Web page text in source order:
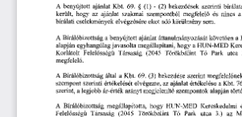
A benyújtott ajánlat Kbt. 69. § (1) (2) bekezdések szerinti
került, hogy az ajánlat szakmai szempontból megfelelő és nincs a
bírálati cselekmények elvégzésére okot adó körülmény sem.
A Bírálóbizottság a benyújtott ajánlat áttanulmányozását követően a
alapján egyhangúlag javasolta megállapítani, hogy a HUN-MED
Korlátolt Felelősségű Társaság (2045 Törökbálint Tó Park utca
megfelelő.
A Bírálóbizottság által a Kbt. 69. (3) bekezdése szerint megfelelőnek
szempont szerinti értékelését elvégezte, az ajánlat értékelése a Kbt. 76.
szerint, a legjobb ár-érték arányt megjelenítő szempontok alapján
A Bírálóbizottság megállapította, hogy HUN-MED Kereskedelmi
Felelősségű Társaság (2045 Törökbálint Tó Park utca 3.) az